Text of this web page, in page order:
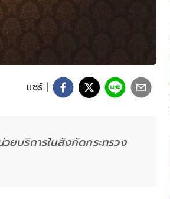
แชร์ |
ยบริการในสังกัดกระทรวง